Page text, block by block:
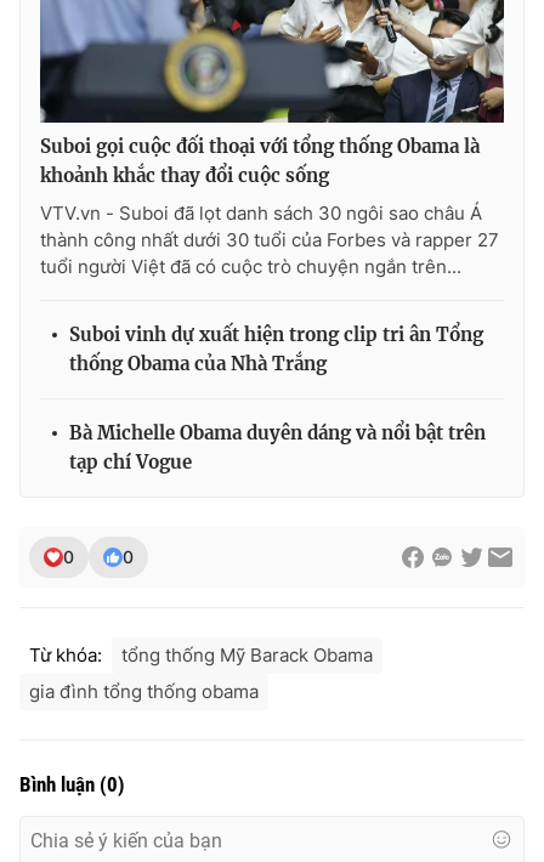
Suboi gọi cuộc đối thoại với tổng thống Obama là
khoảnh khắc thay đổi cuộc sống
VTV.vn - Suboi đã lọt danh sách 30 ngôi sao châu Á
thành công nhất dưới 30 tuổi của Forbes và rapper 27
tuổi người Việt đã có cuộc trò chuyện ngắn trên...
Suboi vinh dự xuất hiện trong clip tri ân Tổng
thống Obama của Nhà Trắng
Bà Michelle Obama duyên dáng và nổi bật trên
tạp chí Vogue
0 0
Từ khóa:
tổng thống Mỹ Barack Obama
gia đình tổng thống obama
Bình luận (0)